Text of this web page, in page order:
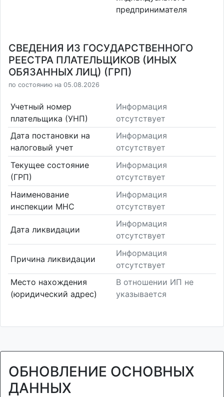
предпринимателя
СВЕДЕНИЯ ИЗ ГОСУДАРСТВЕННОГО
РЕЕСТРА ПЛАТЕЛЬЩИКОВ (ИНЫХ
ОБЯЗАННЫХ ЛИЦ) (ГРП)
по состоянию на 05.08.2026
Учетный номер
плательщика (УНП)
Информация
отсутствует
Дата постановки на
налоговый учет
Информация
отсутствует
Текущее состояние
(ГРП)
Информация
отсутствует
Наименование
инспекции МНС
Информация
отсутствует
Дата ликвидации
Информация
отсутствует
Причина ликвидации
Информация
отсутствует
Место нахождения
(юридический адрес)
В отношении ИП не
указывается
ОБНОВЛЕНИЕ ОСНОВНЫХ
ДАННЫХ